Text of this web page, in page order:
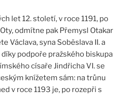
let 12. století, v roce 1191, po
odmítne pak Přemysl Otakar
Václava, syna Soběslava II. a
podpoře pražského biskupa
císaře Jindřicha VI. se
knížetem sám: na trůnu
v roce 1193 je, po rozepři s